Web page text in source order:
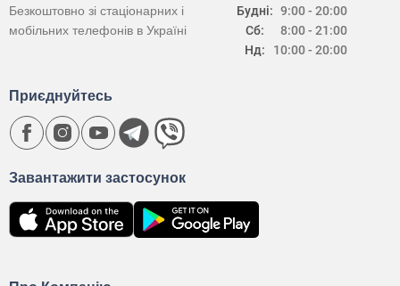
Будні:
Сб:
Нд:
9:00 - 20:00
8:00 - 21:00
10:00 - 20:00
Безкоштовно зі стаціонарних і
мобільних телефонів в Україні
Завантажити застосунок
Приєднуйтесь